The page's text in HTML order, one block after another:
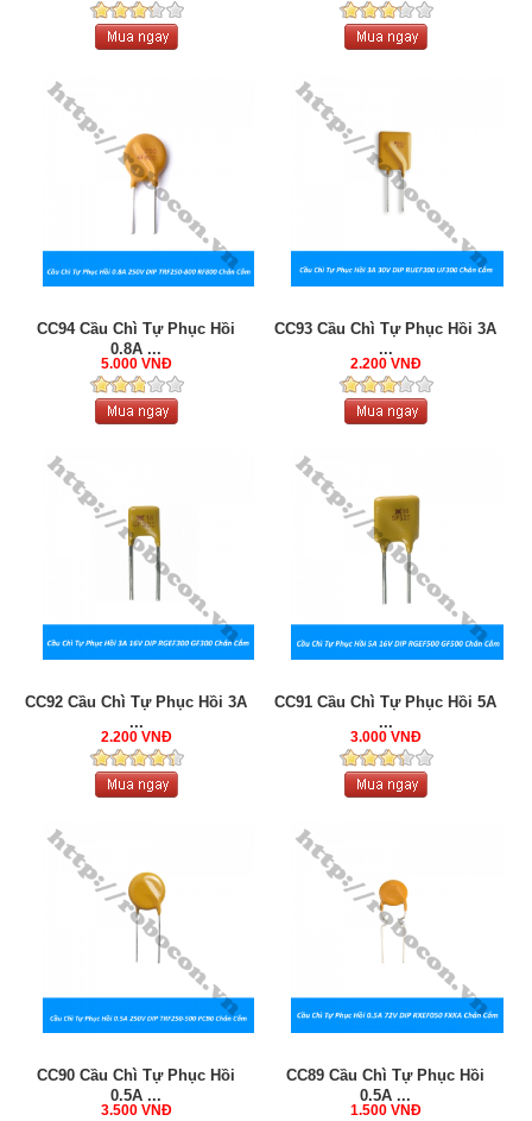
CC94 Cầu Chì Tự Phục Hồi
0.8A ...
5.000 VNĐ
CC93 Cầu Chì Tự Phục Hồi 3A
...
2.200 VNĐ
CC92 Cầu Chì Tự Phục Hồi 3A
...
2.200 VNĐ
CC91 Cầu Chì Tự Phục Hồi 5A
...
3.000 VNĐ
CC90 Cầu Chì Tự Phục Hồi
0.5A ...
3.500 VNĐ
CC89 Cầu Chì Tự Phục Hồi
0.5A ...
1.500 VNĐ